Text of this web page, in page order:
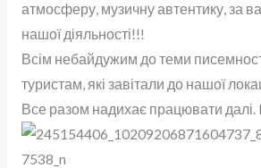
атмосферу, музичну автентику, за
нашої діяльності!!!
Всім небайдужим до теми
туристам, які завітали до нашої
Все разом надихає працювати далі.